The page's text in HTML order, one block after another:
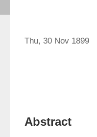
Thu, 30 Nov 1899
Abstract